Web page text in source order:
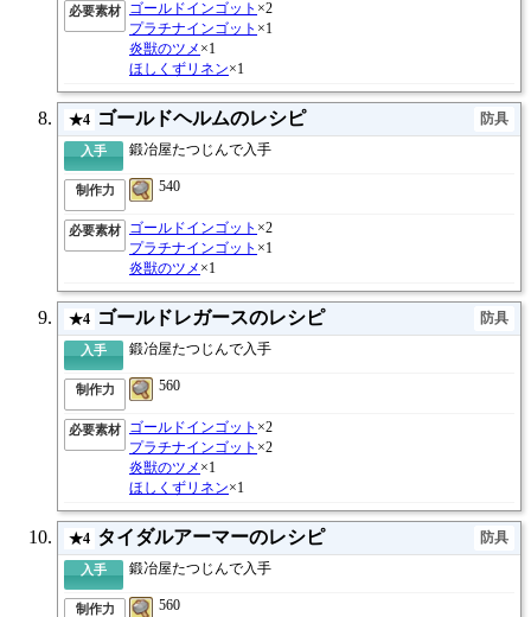
必要素材 ゴールドインゴット ×2
プラチナインゴット ×1
炎獣のツメ ×1
ほしくずリネン×1
★4 ゴールドヘルムのレシピ 防具
入手 鍛冶屋たつじんで入手
制作力 540
必要素材 ゴールドインゴット ×2
プラチナインゴット ×1
炎獣のツメ ×1
★4 ゴールドレガースのレシピ 防具
入手 鍛冶屋たつじんで入手
制作力 560
必要素材 ゴールドインゴット ×2
プラチナインゴット ×2
炎獣のツメ ×1
ほしくずリネン×1
★4 タイダルアーマーのレシピ 防具
入手 鍛冶屋たつじんで入手
制作力 560